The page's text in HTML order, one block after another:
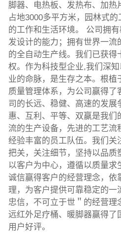
脚器、电热板、发热布、加热
占地3000多平方米，园林式
的工作和生活环境。 公司拥
发设计的能力；拥有世界一流
的全自动生产线。我们已获得
权。作为科技型企业,我们深
业的命脉，是生存之本。根植
质量管理体系，为公司赢得了
司的长远、稳健、高速的发展
惠、互利、平等、双赢是我
流的生产设备，先进的工艺流
经验丰富的员工队伍。我们关
把关，关注细节，坚持以品质
以客户为中心，遵循以质量求
诚信赢得客户的经营理念，依
理，为客户提供可靠稳定的一
忠信，不可立于世＂的经营理
远红外足疗桶、暖脚器赢得了
用户好评。